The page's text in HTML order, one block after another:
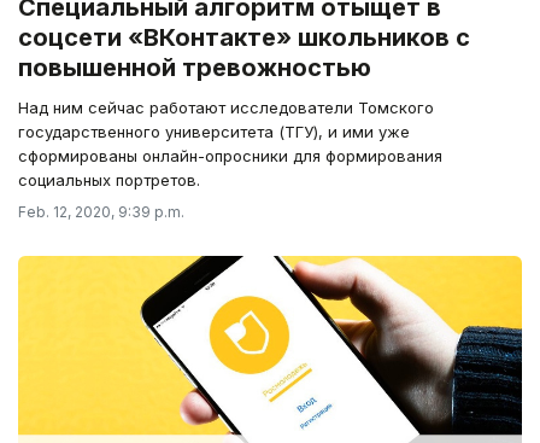
Специальный алгоритм отыщет в
соцсети «ВКонтакте» школьников с
повышенной тревожностью
Над ним сейчас работают исследователи Томского
государственного университета (ТГУ), и ими уже
сформированы онлайн-опросники для формирования
социальных портретов.
Feb. 12, 2020, 9:39 p.m.